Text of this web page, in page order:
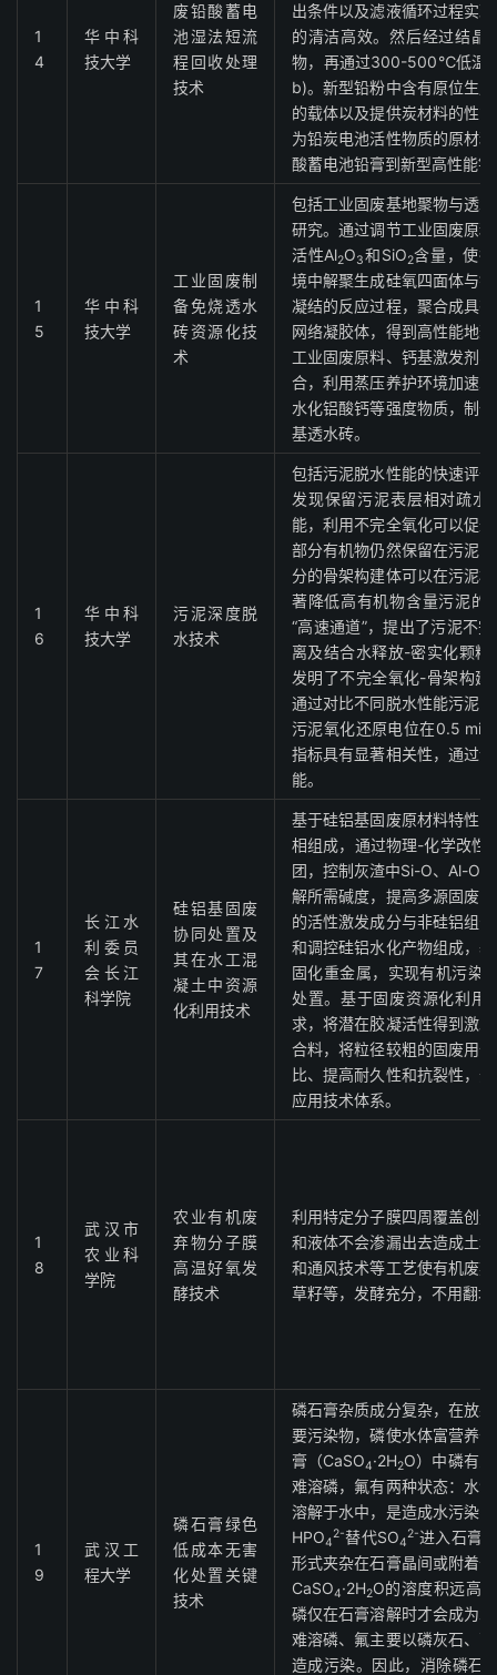
1
4
华中科
技大学
废铅酸蓄电
池湿法短流
程回收处理
技术
出条件以及滤液循环过程实
的清洁高效。然后经过结晶
物，再通过300-500℃低温
b)。新型铅粉中含有原位生
的载体以及提供炭材料的性
为铅炭电池活性物质的原材
酸蓄电池铅膏到新型高性能
1
5
华中科
技大学
工业固废制
备免烧透水
砖资源化技
术
包括工业固废基地聚物与透
研究。通过调节工业固废原
活性Al2O3和SiO2含量，使
境中解聚生成硅氧四面体与
凝结的反应过程，聚合成具
网络凝胶体，得到高性能地
工业固废原料、钙基激发剂
合，利用蒸压养护环境加速
水化铝酸钙等强度物质，制
基透水砖。
1
6
华中科
技大学
污泥深度脱
水技术
包括污泥脱水性能的快速评
发现保留污泥表层相对疏水
能，利用不完全氧化可以促
部分有机物仍然保留在污泥
分的骨架构建体可以在污泥
著降低高有机物含量污泥的
“高速通道”，提出了污泥不
离及结合水释放-密实化颗
发明了不完全氧化-骨架构
通过对比不同脱水性能污泥
污泥氧化还原电位在0.5 min
指标具有显著相关性，通过
能。
1
7
长江水
利委员
会长江
科学院
硅铝基固废
协同处置及
其在水工混
凝土中资源
化利用技术
基于硅铝基固废原材料特性
相组成，通过物理-化学改性
团，控制灰渣中Si-O、Al-O
解所需碱度，提高多源固废
的活性激发成分与非硅铝组
和调控硅铝水化产物组成，
固化重金属，实现有机污染
处置。基于固废资源化利用
求，将潜在胶凝活性得到激
合料，将粒径较粗的固废用
比、提高耐久性和抗裂性，
应用技术体系。
1
8
武汉市
农业科
学院
农业有机废
弃物分子膜
高温好氧发
酵技术
利用特定分子膜四周覆盖创
和液体不会渗漏出去造成土
和通风技术等工艺使有机废
草籽等，发酵充分，不用翻堆
1
9
武汉工
程大学
磷石膏绿色
低成本无害
化处置关键
技术
磷石膏杂质成分复杂，在放
要污染物，磷使水体富营养
膏（CaSO4·2H2O）中磷有
难溶磷，氟有两种状态：水
溶解于水中，是造成水污染
HPO4
2-替代SO4
2-进入石膏
形式夹杂在石膏晶间或附着
CaSO4·2H2O的溶度积远高
磷仅在石膏溶解时才会成为
难溶磷、氟主要以磷灰石、
造成污染。因此，消除磷